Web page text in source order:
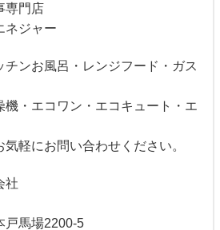
専門店
ネジャー
チンお風呂・レンジフード・ガス
機・エコワン・エコキュート・エ
軽にお問い合わせください。
社
戸馬場2200-5